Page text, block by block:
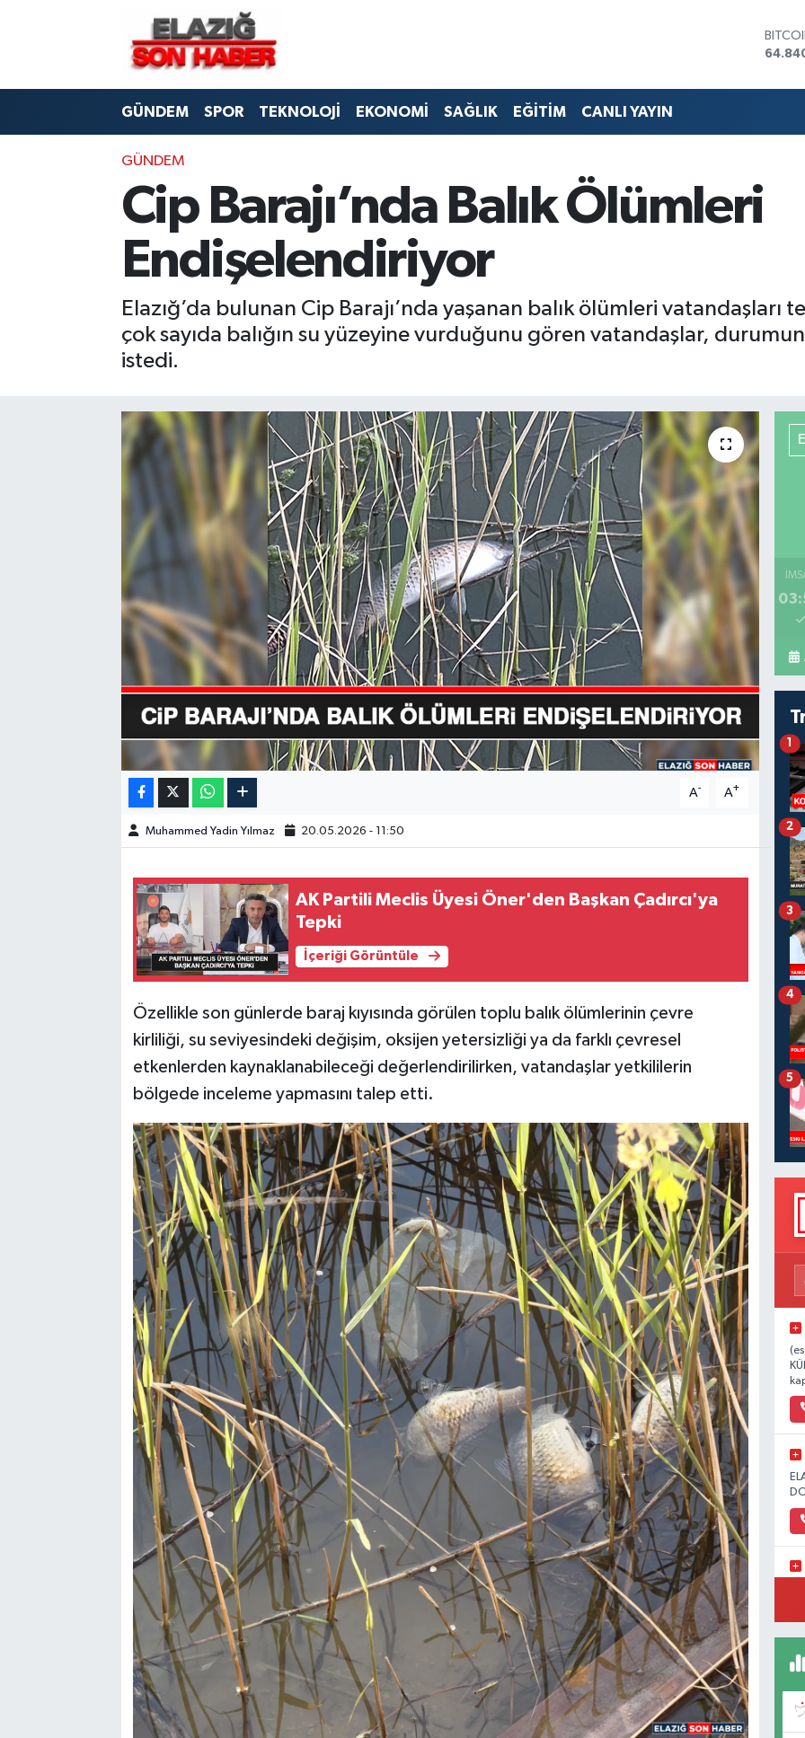
GÜNDEM SPOR TEKNOLOJİ EKONOMİ SAĞLIK EĞİTİM CANLI YAYIN
GÜNDEM
Cip Barajı’nda Balık Ölümleri
Endişelendiriyor
Elazığ’da bulunan Cip Barajı’nda yaşanan balık ölümleri
çok sayıda balığın su yüzeyine vurduğunu gören vatandaşlar, durumun
istedi.
A- A+
Muhammed Yadin Yılmaz 20.05.2026 - 11:50
AK Partili Meclis Üyesi Öner'den Başkan Çadırcı'ya
Tepki
İçeriği Görüntüle
Özellikle son günlerde baraj kıyısında görülen toplu balık ölümlerinin çevre
kirliliği, su seviyesindeki değişim, oksijen yetersizliği ya da farklı çevresel
etkenlerden kaynaklanabileceği değerlendirilirken, vatandaşlar yetkililerin
bölgede inceleme yapmasını talep etti.
1
2
3
4
5
CANLI YAYIN
BİLİM VE TEKNOLOJİ
EKONOMİ
KÜLTÜR-SANAT
ÖZEL HABER
Merkez Hava Durumu
Merkez Trafik Yoğunluk Haritası
Süper Lig Puan Durumu ve Fikstür
Tüm Manşetler
Son Dakika Haberleri
Haber Arşivi